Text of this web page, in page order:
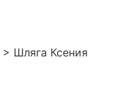
> Шляга Ксения